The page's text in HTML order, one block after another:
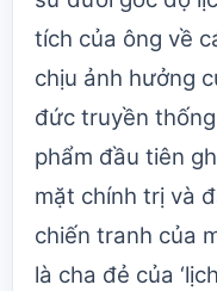
tích của ông về
chịu ảnh hưởng
đức truyền
phẩm đầu tiên
mặt chính trị và
chiến tranh của
là cha đẻ của